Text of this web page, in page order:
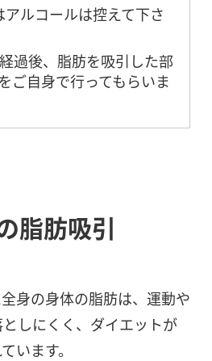
ルコールは控えて下さ
過後、脂肪を吸引した部
ご自身で行ってもらいま
脂肪吸引
身の身体の脂肪は、運動や
しにくく、ダイエットが
います。